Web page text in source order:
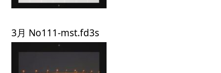
3月 No111-mst.fd3s